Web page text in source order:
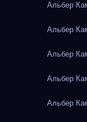
Альбер
Альбер
Альбер
Альбер
Альбер